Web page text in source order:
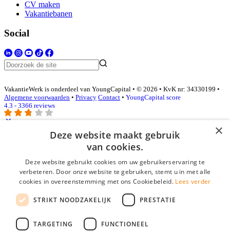
CV maken
Vakantiebanen
Social
VakantieWerk is onderdeel van YoungCapital • © 2026 • KvK nr: 34330199 •
Algemene voorwaarden • Privacy Contact • YoungCapital score
4.3 - 3366 reviews
Inloggen als bedrijf
E-mail*
Wachtwoord
login gegevens onthouden
login
×
Deze website maakt gebruik
van cookies.
Deze website gebruikt cookies om uw gebruikerservaring te
verbeteren. Door onze website te gebruiken, stemt u in met alle
cookies in overeenstemming met ons Cookiebeleid. Lees verder
STRIKT NOODZAKELIJK PRESTATIE
TARGETING FUNCTIONEEL